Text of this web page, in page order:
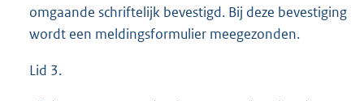
omgaande schriftelijk bevestigd. Bij deze bevestiging
wordt een meldingsformulier meegezonden.
Lid 3.